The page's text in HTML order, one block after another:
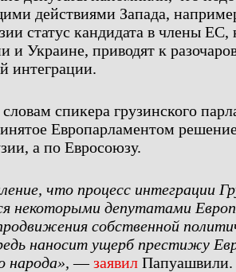
действиями Запада,
статус кандидата в члены ЕС,
и Украине, приводят к
интеграции.
спикера грузинского
Европарламентом
а по Евросоюзу.
что процесс интеграции
некоторыми депутатами
собственной
наносит ущерб престижу
народа», — заявил Папуашвили.